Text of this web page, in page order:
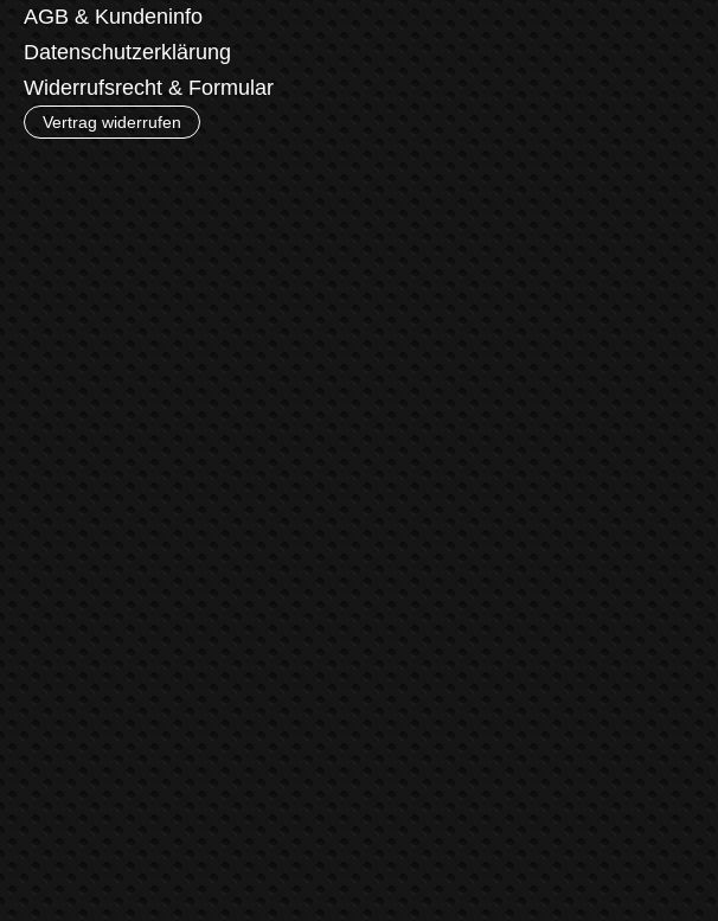
AGB & Kundeninfo
Datenschutzerklärung
Widerrufsrecht & Formular
Vertrag widerrufen